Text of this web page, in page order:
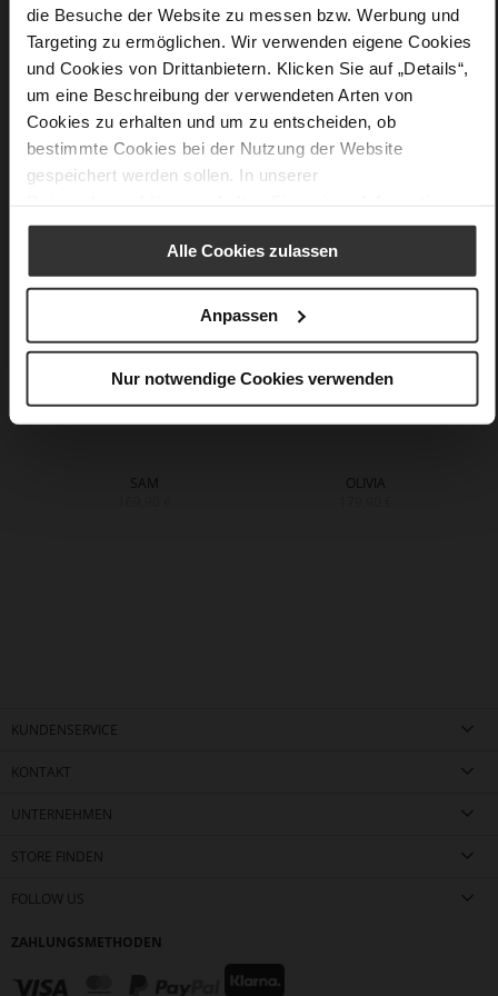
die Besuche der Website zu messen bzw. Werbung und
Targeting zu ermöglichen. Wir verwenden eigene Cookies
und Cookies von Drittanbietern. Klicken Sie auf „Details“,
um eine Beschreibung der verwendeten Arten von
Cookies zu erhalten und um zu entscheiden, ob
bestimmte Cookies bei der Nutzung der Website
gespeichert werden sollen. In unserer
Alle Cookies zulassen
Anpassen
Nur notwendige Cookies verwenden
Mehr
Informationen
90 x 90 cm
Seide
Das könnte Ihnen auch gefallen
SAM
OLIVIA
KUNDENSERVICE
KONTAKT
UNTERNEHMEN
STORE FINDEN
FOLLOW US
ZAHLUNGSMETHODEN